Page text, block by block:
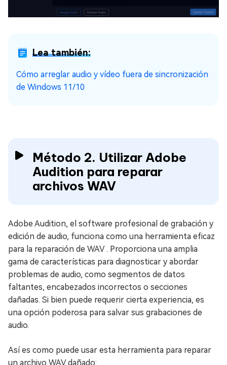
Lea también:
Cómo arreglar audio y vídeo fuera de sincronización
de Windows 11/10
Método 2. Utilizar Adobe
Audition para reparar
archivos WAV
Adobe Audition, el software profesional de grabación y
edición de audio, funciona como una herramienta eficaz
para la reparación de WAV . Proporciona una amplia
gama de características para diagnosticar y abordar
problemas de audio, como segmentos de datos
faltantes, encabezados incorrectos o secciones
dañadas. Si bien puede requerir cierta experiencia, es
una opción poderosa para salvar sus grabaciones de
audio.
Así es como puede usar esta herramienta para reparar
un archivo WAV dañado: